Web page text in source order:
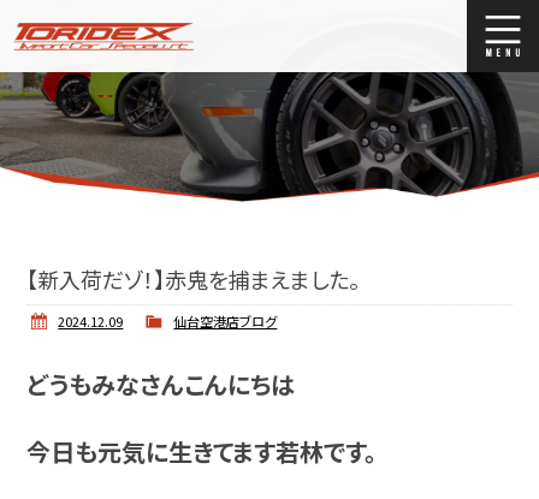
ブログ
Stock list
ストックリスト
店舗紹介
【新入荷だゾ！】赤鬼を捕まえました。
2024.12.09 仙台空港店ブログ
どうもみなさんこんにちは
今日も元気に生きてます若林です。